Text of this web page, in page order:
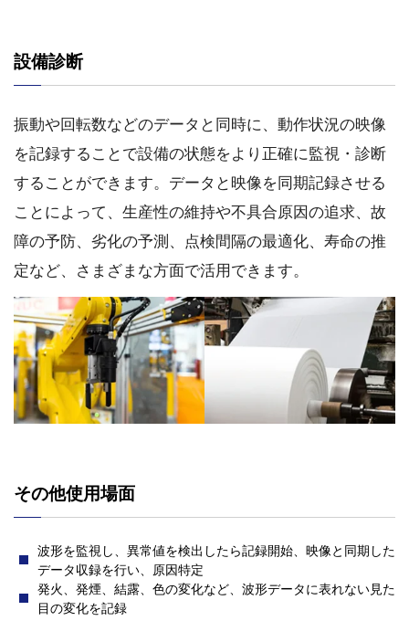
設備診断
振動や回転数などのデータと同時に、動作状況の映像
を記録することで設備の状態をより正確に監視・診断
することができます。データと映像を同期記録させる
ことによって、生産性の維持や不具合原因の追求、故
障の予防、劣化の予測、点検間隔の最適化、寿命の推
定など、さまざまな方面で活用できます。
その他使用場面
波形を監視し、異常値を検出したら記録開始、映像と同期した
データ収録を行い、原因特定
発火、発煙、結露、色の変化など、波形データに表れない見た
目の変化を記録